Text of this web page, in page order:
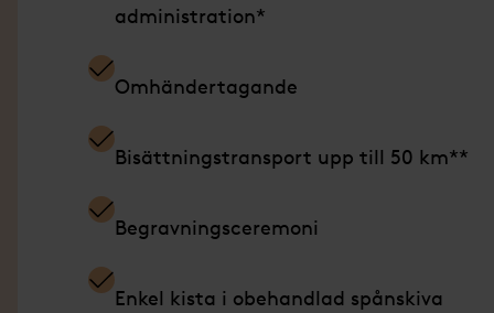
administration*
Omhändertagande
Bisättningstransport upp till 50 km**
Begravningsceremoni
Enkel kista i obehandlad spånskiva